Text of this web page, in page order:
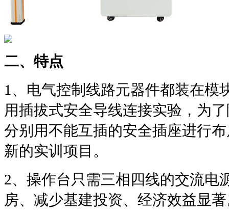
二、特点
1 、电气控制线路元器件都装在模
用插拔式安全导线连接实验，为
分别用不能互插的安全插座进行
新的实训项目。
2、操作台只需三相四线的交流电
房、减少基建投资、经济效益显